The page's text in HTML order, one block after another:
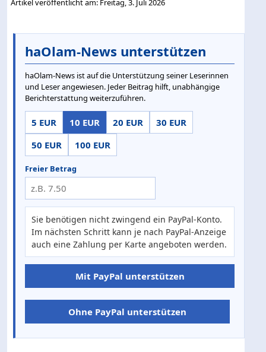
Artikel veröffentlicht am: Freitag, 3. Juli 2026
haOlam-News unterstützen
haOlam-News ist auf die Unterstützung seiner Leserinnen
und Leser angewiesen. Jeder Beitrag hilft, unabhängige
Berichterstattung weiterzuführen.
5 EUR 10 EUR 20 EUR
30 EUR
50 EUR
100 EUR
Freier Betrag
Sie benötigen nicht zwingend ein PayPal-Konto.
Im nächsten Schritt kann je nach PayPal-Anzeige
auch eine Zahlung per Karte angeboten werden.
Mit PayPal unterstützen
Ohne PayPal unterstützen